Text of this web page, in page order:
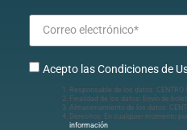
Acepto las Condiciones de
Responsable de los datos: CENTRO
Finalidad de los datos: Envío de
Almacenamiento de los datos:
Derechos: En cualquier momento
información